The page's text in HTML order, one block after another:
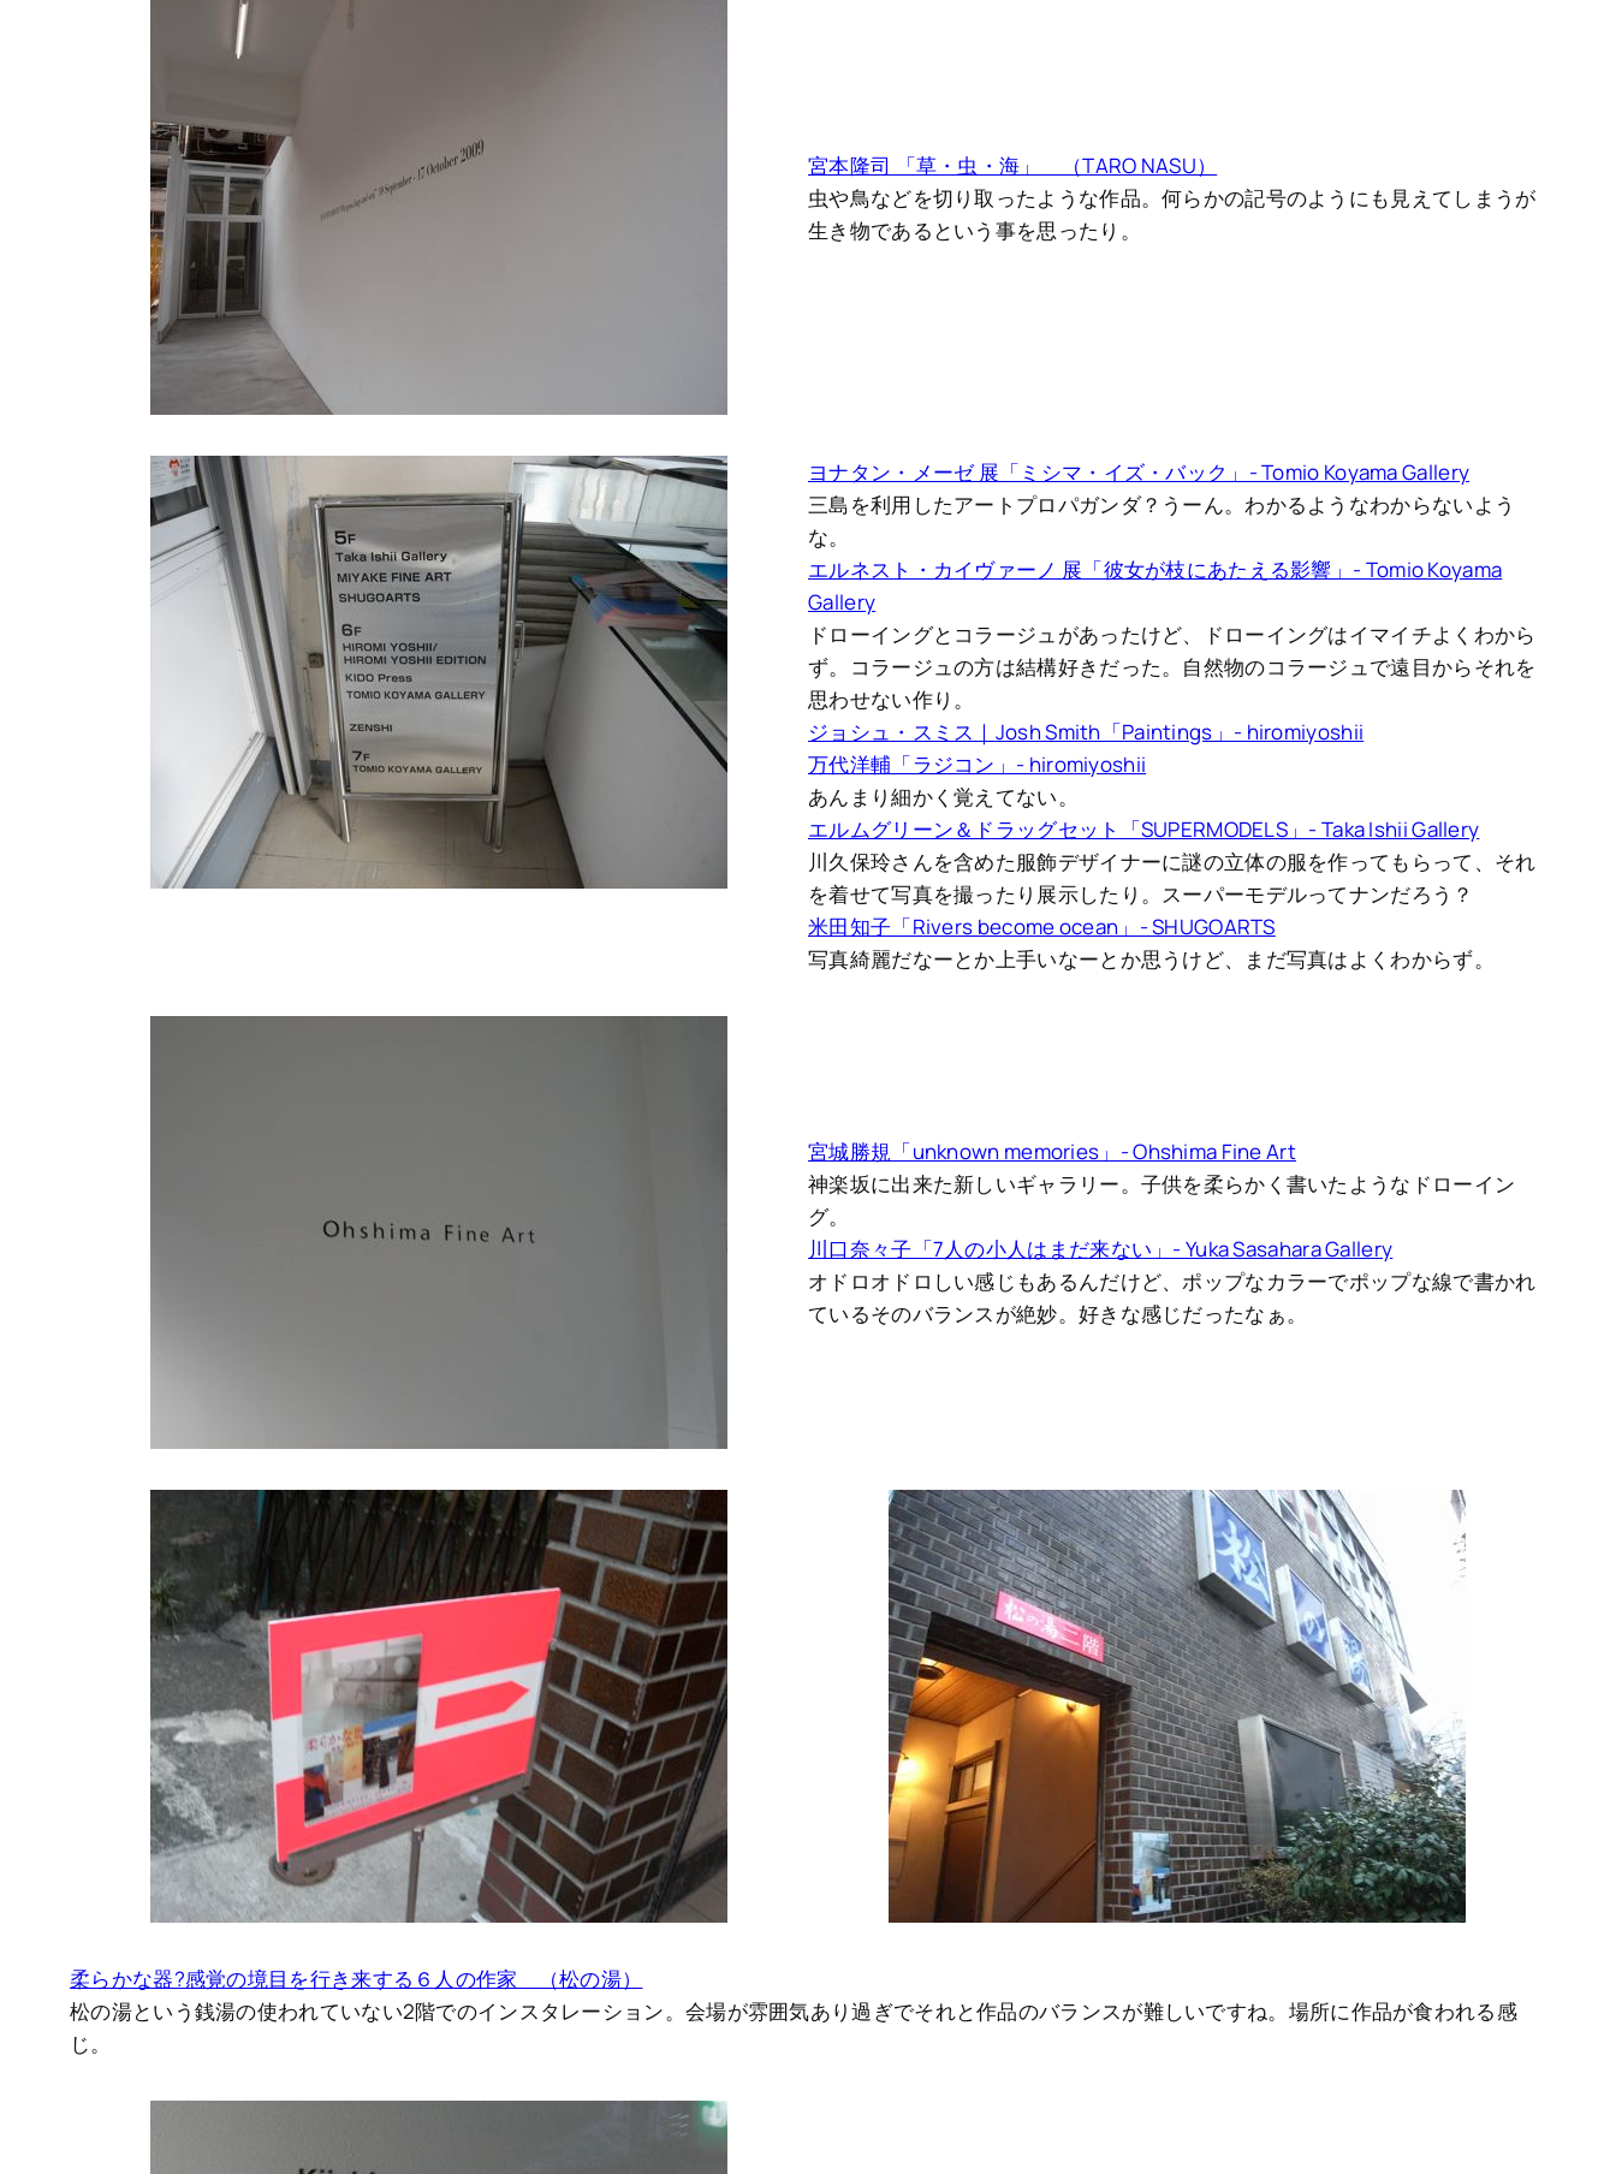
宮本隆司 「草・虫・海」 （TARO NASU）
虫や鳥などを切り取ったような作品。何らかの記号のようにも見えてしまうが
生き物であるという事を思ったり。
ヨナタン・メーゼ 展「ミシマ・イズ・バック」- Tomio Koyama Gallery
三島を利用したアートプロパガンダ？うーん。わかるようなわからないよう
な。
エルネスト・カイヴァーノ 展「彼女が枝にあたえる影響」- Tomio Koyama
Gallery
ドローイングとコラージュがあったけど、ドローイングはイマイチよくわから
ず。コラージュの方は結構好きだった。自然物のコラージュで遠目からそれを
思わせない作り。
ジョシュ・スミス｜Josh Smith「Paintings」- hiromiyoshii
万代洋輔「ラジコン」- hiromiyoshii
あんまり細かく覚えてない。
エルムグリーン＆ドラッグセット「SUPERMODELS」- Taka Ishii Gallery
川久保玲さんを含めた服飾デザイナーに謎の立体の服を作ってもらって、それ
を着せて写真を撮ったり展示したり。スーパーモデルってナンだろう？
米田知子「Rivers become ocean」- SHUGOARTS
写真綺麗だなーとか上手いなーとか思うけど、まだ写真はよくわからず。
宮城勝規「unknown memories」- Ohshima Fine Art
神楽坂に出来た新しいギャラリー。子供を柔らかく書いたようなドローイン
グ。
川口奈々子「7人の小人はまだ来ない」- Yuka Sasahara Gallery
オドロオドロしい感じもあるんだけど、ポップなカラーでポップな線で書かれ
ているそのバランスが絶妙。好きな感じだったなぁ。
柔らかな器?感覚の境目を行き来する６人の作家 （松の湯）
松の湯という銭湯の使われていない2階でのインスタレーション。会場が雰囲気あり過ぎでそれと作品のバランスが難しいですね。場所に作品が食われる感
じ。